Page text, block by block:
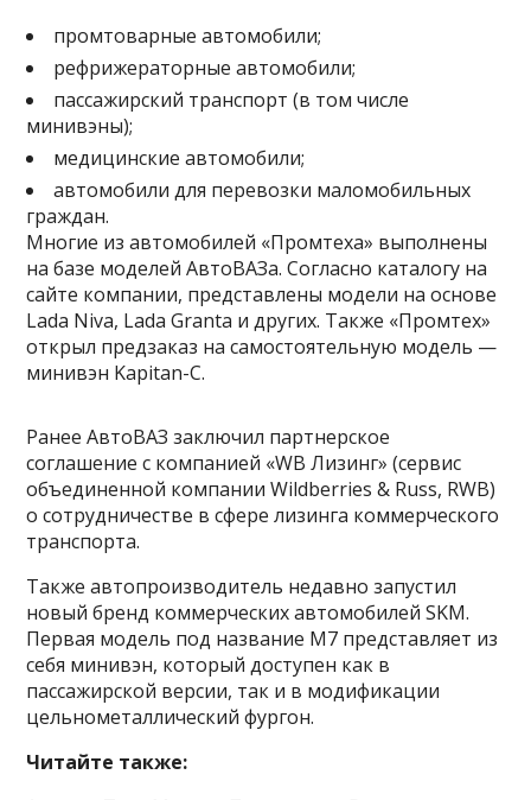
промтоварные автомобили;
рефрижераторные автомобили;
пассажирский транспорт (в том числе
минивэны);
медицинские автомобили;
автомобили для перевозки маломобильных
граждан.
Многие из автомобилей «Промтеха» выполнены
на базе моделей АвтоВАЗа. Согласно каталогу на
сайте компании, представлены модели на основе
Lada Niva, Lada Granta и других. Также «Промтех»
открыл предзаказ на самостоятельную модель —
минивэн Kapitan-C.
Ранее АвтоВАЗ заключил партнерское
соглашение с компанией «WB Лизинг» (сервис
объединенной компании Wildberries & Russ, RWB)
о сотрудничестве в сфере лизинга коммерческого
транспорта.
Также автопроизводитель недавно запустил
новый бренд коммерческих автомобилей SKM.
Первая модель под название M7 представляет из
себя минивэн, который доступен как в
пассажирской версии, так и в модификации
цельнометаллический фургон.
Читайте также: